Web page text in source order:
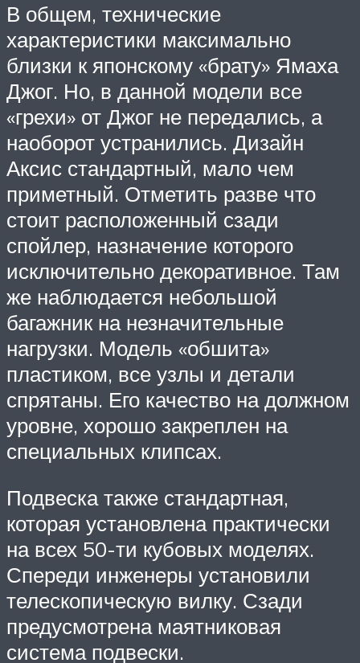
В общем, технические
характеристики максимально
близки к японскому «брату» Ямаха
Джог. Но, в данной модели все
«грехи» от Джог не передались, а
наоборот устранились. Дизайн
Аксис стандартный, мало чем
приметный. Отметить разве что
стоит расположенный сзади
спойлер, назначение которого
исключительно декоративное. Там
же наблюдается небольшой
багажник на незначительные
нагрузки. Модель «обшита»
пластиком, все узлы и детали
спрятаны. Его качество на должном
уровне, хорошо закреплен на
специальных клипсах.
Подвеска также стандартная,
которая установлена практически
на всех 50-ти кубовых моделях.
Спереди инженеры установили
телескопическую вилку. Сзади
предусмотрена маятниковая
система подвески.